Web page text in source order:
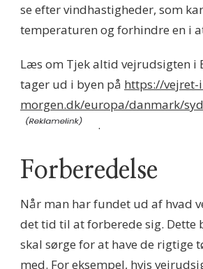
se efter vindhastigheder, som
temperaturen og forhindre en i
Læs om Tjek altid vejrudsigten i
tager ud i byen på https://vejret-
morgen.dk/europa/danmark/
.
Forberedelse
Når man har fundet ud af hvad
det tid til at forberede sig. Dette
skal sørge for at have de rigtige
med. For eksempel, hvis